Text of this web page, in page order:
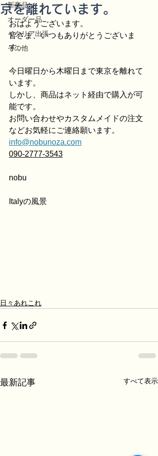
新商品
オーダー品
イタリア出張
その他
京を離れています。
おはようございます。
皆さま、いつもありがとうございま
す。
今日曜日から木曜日まで東京を離れて
います。
しかし、商品はネット経由で購入が可
能です。
お問い合わせやカスタムメイドの注文
などお気軽にご連絡願います。
info@nobunoza.com
090-2777-3543
nobu
Italyの風景
日々あれこれ
最新記事 すべて表示